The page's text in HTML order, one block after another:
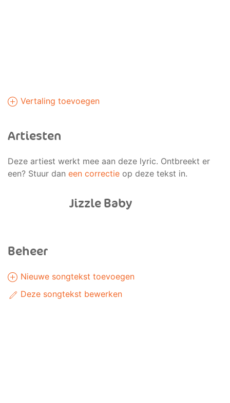
Vertaling toevoegen
Artiesten
Deze artiest werkt mee aan deze lyric. Ontbreekt er
een? Stuur dan een correctie op deze tekst in.
Jizzle Baby
Beheer
Nieuwe songtekst toevoegen
Deze songtekst bewerken